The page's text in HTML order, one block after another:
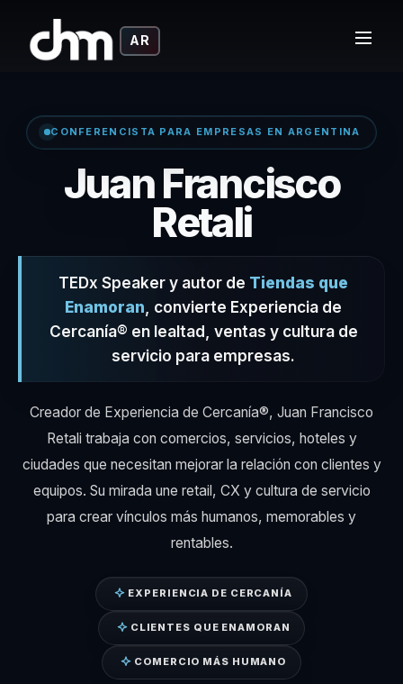
AR
CONFERENCISTA PARA EMPRESAS EN ARGENTINA
Juan Francisco
Retali–
TEDx Speaker y autor de Tiendas que
Enamoran , convierte Experiencia de
Cercanía® en lealtad, ventas y cultura de
servicio para empresas.
Creador de Experiencia de Cercanía®, Juan Francisco
Retali trabaja con comercios, servicios, hoteles y
ciudades que necesitan mejorar la relación con clientes y
equipos. Su mirada une retail, CX y cultura de servicio
para crear vínculos más humanos, memorables y
rentables.
EXPERIENCIA DE CERCANÍA
CLIENTES QUE ENAMORAN
COMERCIO MÁS HUMANO